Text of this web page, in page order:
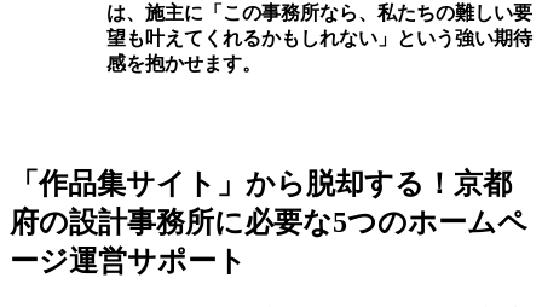
は、施主に「この事務所なら、私たちの難しい要
望も叶えてくれるかもしれない」という強い期待
感を抱かせます。
「作品集サイト」から脱却する！京都
府の設計事務所に必要な5つのホームペ
ージ運営サポート